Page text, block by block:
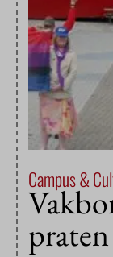
Campus &
praten